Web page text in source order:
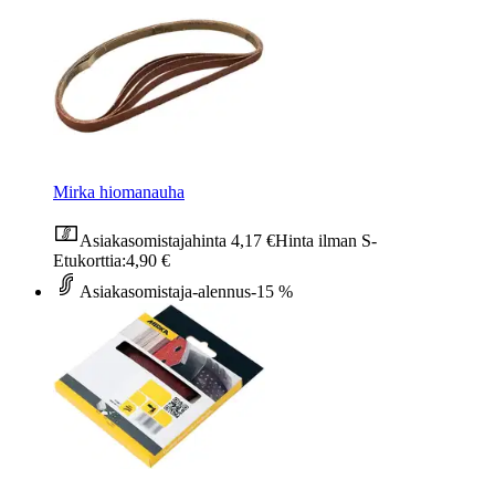
Mirka hiomanauha
Asiakasomistajahinta 4,17 €Hinta ilman S-
Etukorttia:4,90 €
Asiakasomistaja-alennus-15 %